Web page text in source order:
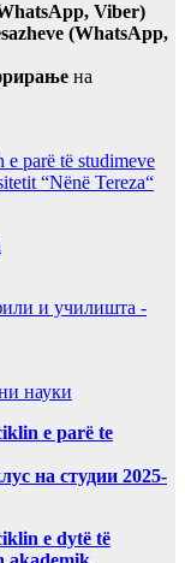
Viber)
(WhatsApp,
на
parë të studimeve
“Nënë Tereza“
и училишта -
науки
e parë te
на студии 2025-
e dytë të